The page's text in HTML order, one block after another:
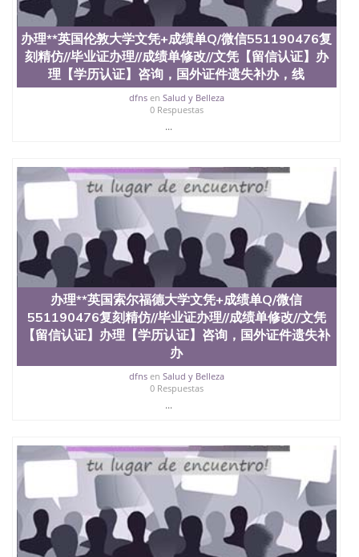
办理**英国伦敦大学文凭+成绩单Q/微信551190476复
刻精仿//毕业证办理//成绩单修改//文凭【留信认证】办
理【学历认证】咨询，国外证件遗失补办，线
dfnsen Salud y Belleza
0 Respuestas
...
办理**英国索尔福德大学文凭+成绩单Q/微信
551190476复刻精仿//毕业证办理//成绩单修改//文凭
【留信认证】办理【学历认证】咨询，国外证件遗失补
办
dfnsen Salud y Belleza
0 Respuestas
...